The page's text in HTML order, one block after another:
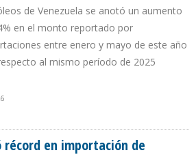
de Venezuela se anotó un aumento
en el monto reportado por
entre enero y mayo de este año
al mismo período de 2025
en importación de